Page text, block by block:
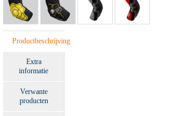
Productbeschrijving
Extra
informatie
Verwante
producten